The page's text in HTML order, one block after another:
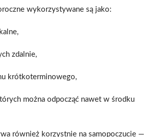
wykorzystywane są jako:
zdalnie,
krótkoterminowego,
można odpocząć nawet w środku
również korzystnie na samopoczucie —